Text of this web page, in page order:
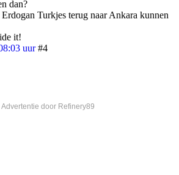
dan?
Turkjes terug naar Ankara kunnen
it!
uur #4
door Refinery89